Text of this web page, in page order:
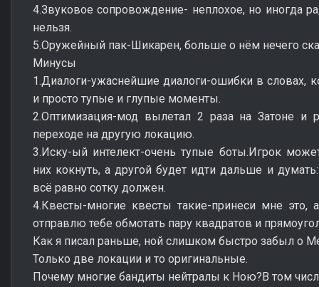
4.Звуковое сопровождение- неплохое, но иногда
нельзя.
5.Оружейный пак-Шикарен, больше о нём нечего
Минусы
1.Диалоги-ужаснейшие диалоги-ошибки в словах,
и просто тупые и глупые моменты.
2.Оптимизация-мод вылетал 2 раза на Затоне
переходе на другую локацию.
3.Иску-ый интелект-очень тупые боты.Игрок
них кокнуть, а другой будет идти дальше и
всё равно сотку должен.
4.Квесты-многие квесты такие-принеси мне это,
отправлю тебе обмотать пару квадратов и
Как я писал раньше, ной слишком быстро забыл о
Только две локации и то оригинальные.
Почему многие бандиты нейтралы к Ною?В том